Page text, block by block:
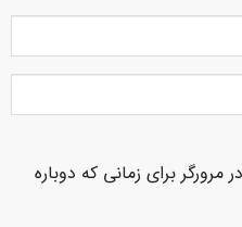
برای زمانی که دوباره